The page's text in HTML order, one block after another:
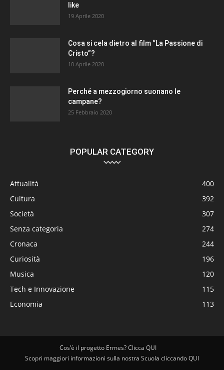
like
19 Aprile 2020
Cosa si cela dietro al film “La Passione di
Cristo”?
10 Aprile 2020
Perché a mezzogiorno suonano le
campane?
25 Febbraio 2020
POPULAR CATEGORY
Attualità
400
Cultura
392
Società
307
Senza categoria
274
Cronaca
244
Curiosità
196
Musica
120
Tech e Innovazione
115
Economia
113
Cos’è il progetto Ermes? Clicca QUI
Scopri maggiori informazioni sulla nostra Scuola cliccando QUI